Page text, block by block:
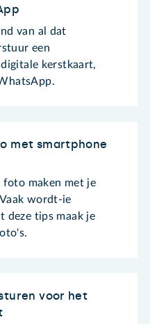
van al dat
een
kerstkaart,
met smartphone
foto maken met je
wordt-ie
deze tips maak je
voor het